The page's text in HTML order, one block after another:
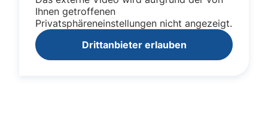
Ihnen getroffenen
Privatsphäreneinstellungen nicht angezeigt.
Drittanbieter erlauben